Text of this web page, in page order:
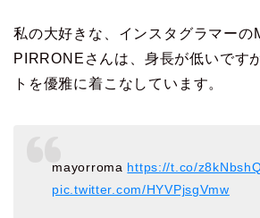
私の大好きな、インスタグラマーの
PIRRONE さんは、身長が低いです
トを優雅に着こなしています。
mayorroma https://t.co/
pic.twitter.com/HYVPjsgVmw